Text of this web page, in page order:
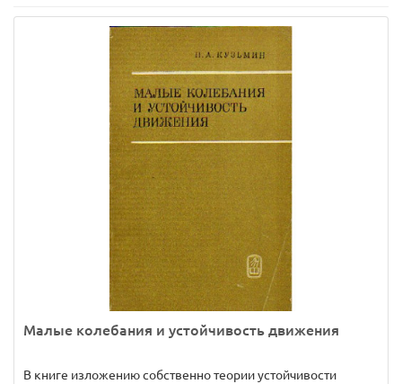
Малые колебания и устойчивость движения
В книге изложению собственно теории устойчивости